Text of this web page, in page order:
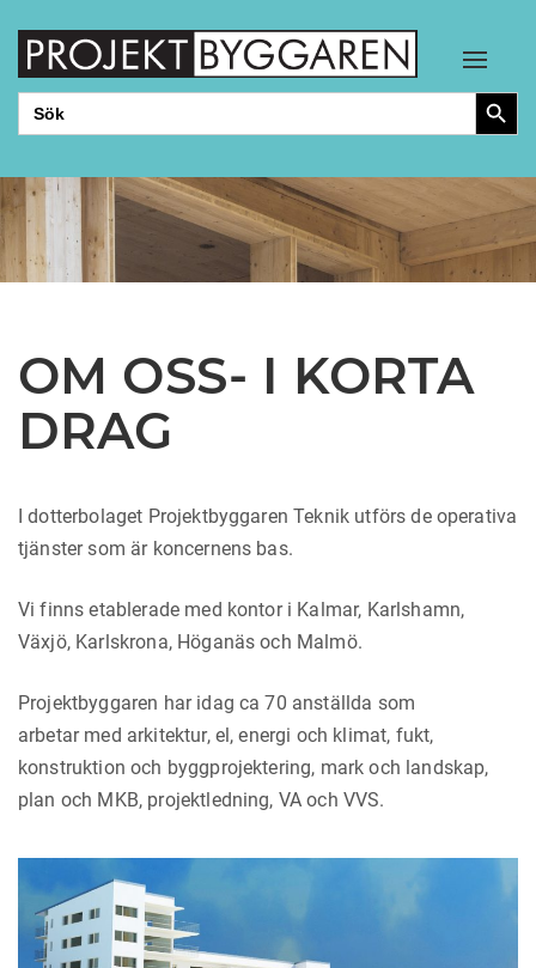
Sök
efter:
OM OSS- I KORTA
DRAG
I dotterbolaget Projektbyggaren Teknik utförs de operativa
tjänster som är koncernens bas.
Vi finns etablerade med kontor i Kalmar, Karlshamn,
Växjö, Karlskrona, Höganäs och Malmö.
Projektbyggaren har idag ca 70 anställda som
arbetar med arkitektur, el, energi och klimat, fukt,
konstruktion och byggprojektering, mark och landskap,
plan och MKB, projektledning, VA och VVS.